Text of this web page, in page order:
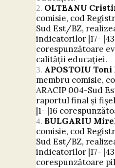
OLTEANU
comisie, cod
Sud Est/BZ,
indicatorilor |17- |43
corespunzătoare
calității educației.
APOSTOIU
membru comisie,
ARACIP 004-Sud
raportul final și
|1- |16
BULGARIU
comisie, cod
Sud Est/BZ,
indicatorilor |17- |43
corespunzătoare